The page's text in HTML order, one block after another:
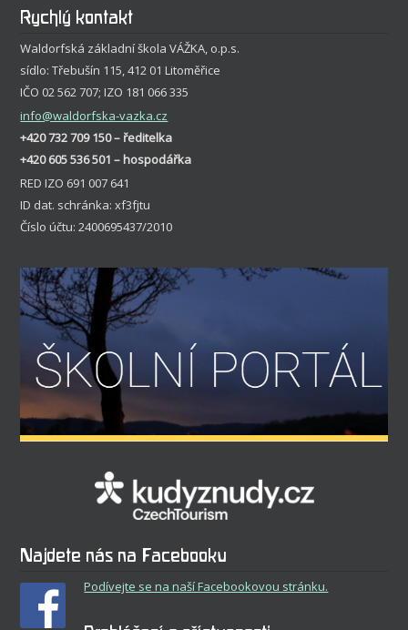
Rychlý kontakt
Waldorfská základní škola VÁŽKA, o.p.s.
sídlo: Třebušín 115, 412 01 Litoměřice
IČO 02 562 707; IZO 181 066 335
info@waldorfska-vazka.cz
+420 732 709 150 – ředitelka
+420 605 536 501 – hospodářka
RED IZO 691 007 641
ID dat. schránka: xf3fjtu
Číslo účtu: 2400695437/2010
Najdete nás na Facebooku
Podívejte se na naší Facebookovou stránku.